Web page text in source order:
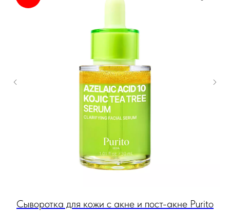
Сыворотка для кожи с акне и пост-акне Purito